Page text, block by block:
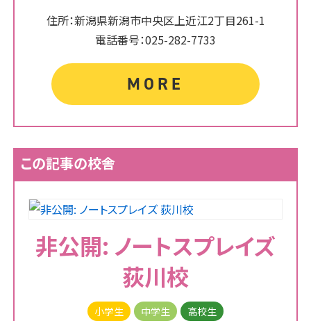
住所：新潟県新潟市中央区上近江2丁目261-1
電話番号：025-282-7733
MORE
この記事の校舎
非公開: ノートスプレイズ
荻川校
小学生 中学生 高校生